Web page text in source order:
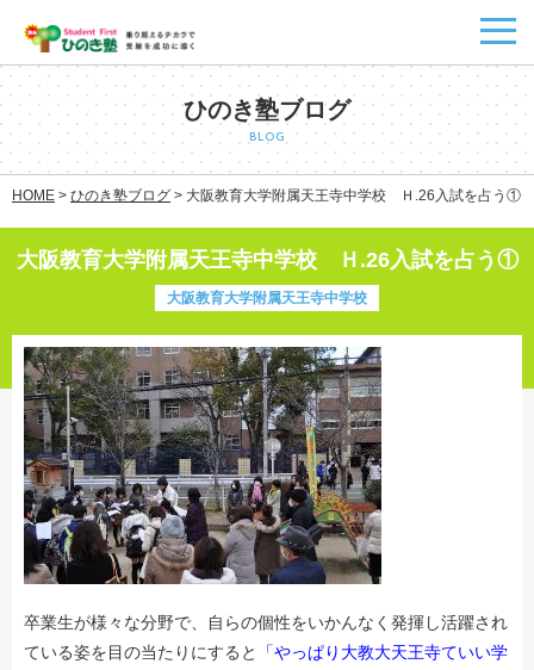
ひのき塾ブログ
BLOG
HOME > ひのき塾ブログ > 大阪教育大学附属天王寺中学校 Ｈ.26入試を占う①
大阪教育大学附属天王寺中学校 Ｈ.26入試を占う①
大阪教育大学附属天王寺中学校
卒業生が様々な分野で、自らの個性をいかんなく発揮し活躍され
ている姿を目の当たりにすると
「やっぱり大教大天王寺ていい学